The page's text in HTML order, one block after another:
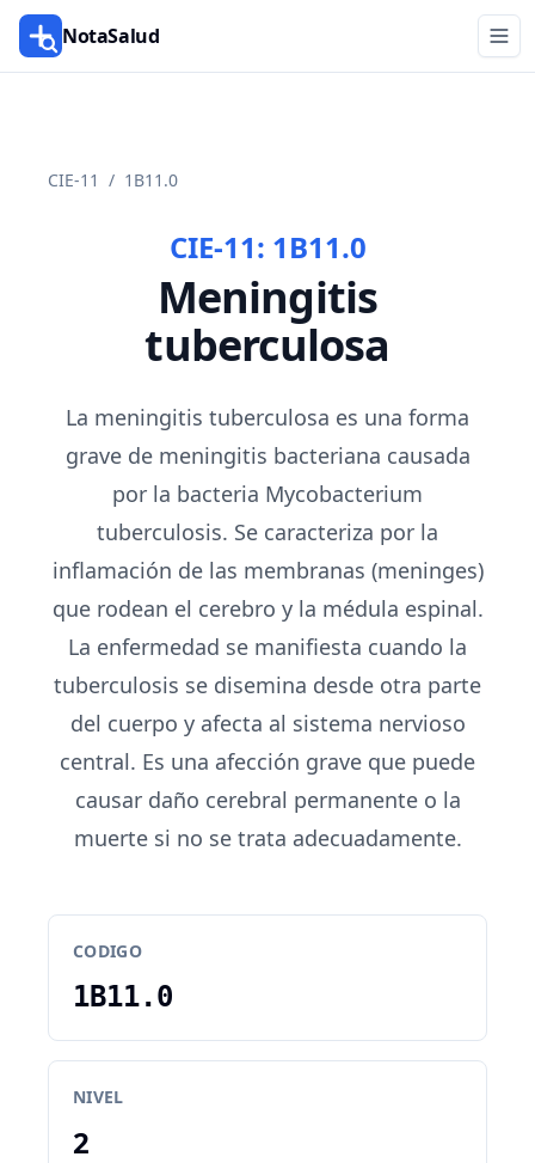
NotaSalud
CIE-11 / 1B11.0
CIE-11: 1B11.0
Meningitis
tuberculosa
La meningitis tuberculosa es una forma
grave de meningitis bacteriana causada
por la bacteria Mycobacterium
tuberculosis. Se caracteriza por la
inflamación de las membranas (meninges)
que rodean el cerebro y la médula espinal.
La enfermedad se manifiesta cuando la
tuberculosis se disemina desde otra parte
del cuerpo y afecta al sistema nervioso
central. Es una afección grave que puede
causar daño cerebral permanente o la
muerte si no se trata adecuadamente.
CODIGO
1B11.0
NIVEL
2